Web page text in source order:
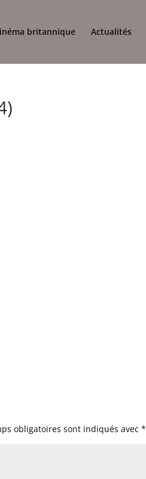
britannique Actualités
obligatoires sont indiqués avec*